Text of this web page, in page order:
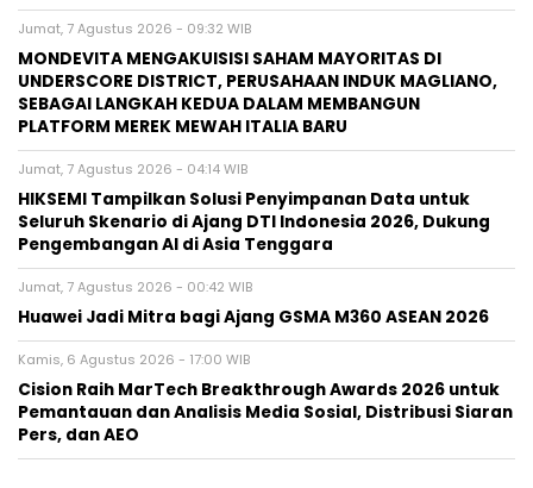
Jumat, 7 Agustus 2026 - 09:32 WIB
MONDEVITA MENGAKUISISI SAHAM MAYORITAS DI
UNDERSCORE DISTRICT, PERUSAHAAN INDUK MAGLIANO,
SEBAGAI LANGKAH KEDUA DALAM MEMBANGUN
PLATFORM MEREK MEWAH ITALIA BARU
Jumat, 7 Agustus 2026 - 04:14 WIB
HIKSEMI Tampilkan Solusi Penyimpanan Data untuk
Seluruh Skenario di Ajang DTI Indonesia 2026, Dukung
Pengembangan AI di Asia Tenggara
Jumat, 7 Agustus 2026 - 00:42 WIB
Huawei Jadi Mitra bagi Ajang GSMA M360 ASEAN 2026
Kamis, 6 Agustus 2026 - 17:00 WIB
Cision Raih MarTech Breakthrough Awards 2026 untuk
Pemantauan dan Analisis Media Sosial, Distribusi Siaran
Pers, dan AEO